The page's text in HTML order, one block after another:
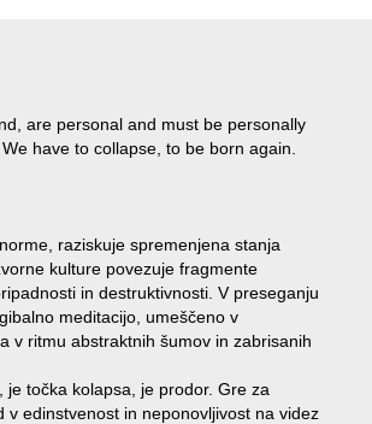
are personal and must be personally
have to collapse, to be born again.
raziskuje spremenjena stanja
kulture povezuje fragmente
in destruktivnosti. V preseganju
meditacijo, umeščeno v
v ritmu abstraktnih šumov in zabrisanih
točka kolapsa, je prodor. Gre za
edinstvenost in neponovljivost na videz